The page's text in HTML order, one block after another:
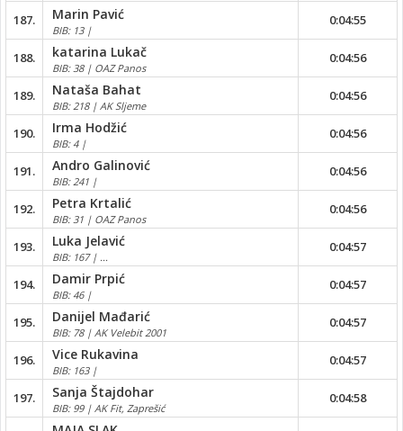
187. Marin Pavić
BIB: 13 |
0:04:55
188. katarina Lukač
BIB: 38 | OAZ Panos
0:04:56
189. Nataša Bahat
BIB: 218 | AK Sljeme
0:04:56
190. Irma Hodžić
BIB: 4 |
0:04:56
191. Andro Galinović
BIB: 241 |
0:04:56
192. Petra Krtalić
BIB: 31 | OAZ Panos
0:04:56
193. Luka Jelavić
BIB: 167 | ...
0:04:57
194. Damir Prpić
BIB: 46 |
0:04:57
195. Danijel Mađarić
BIB: 78 | AK Velebit 2001
0:04:57
196. Vice Rukavina
BIB: 163 |
0:04:57
197. Sanja Štajdohar
BIB: 99 | AK Fit, Zaprešić
0:04:58